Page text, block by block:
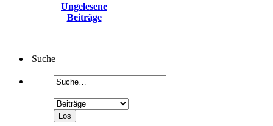
Ungelesene
Beiträge
Suche